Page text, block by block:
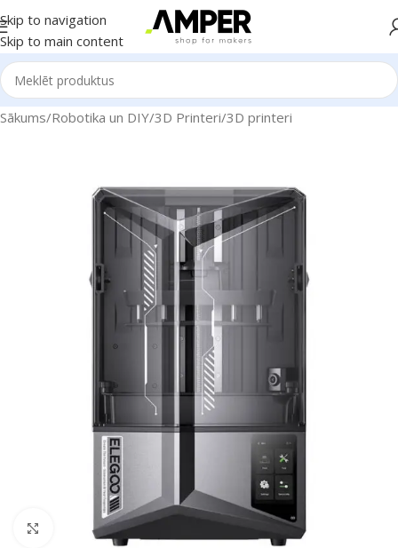
Skip to navigation
Skip to main content
Sākums/Robotika un DIY/3D Printeri/3D printeri
Noklikšķiniet, lai palielinātu